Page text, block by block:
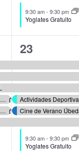
9:30 am- 9:30 pm
Yoglates Gratuito
Actividades Deportivas Verano 2026
Cine de Verano Úbeda 2026
7
eventos,
23
9:30 am- 9:30 pm
Yoglates Gratuito